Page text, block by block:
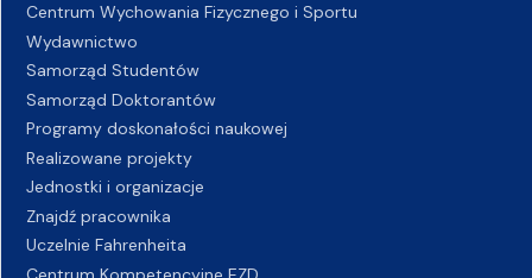
Centrum Wychowania Fizycznego i Sportu
Wydawnictwo
Samorząd Studentów
Samorząd Doktorantów
Programy doskonałości naukowej
Realizowane projekty
Jednostki i organizacje
Znajdź pracownika
Uczelnie Fahrenheita